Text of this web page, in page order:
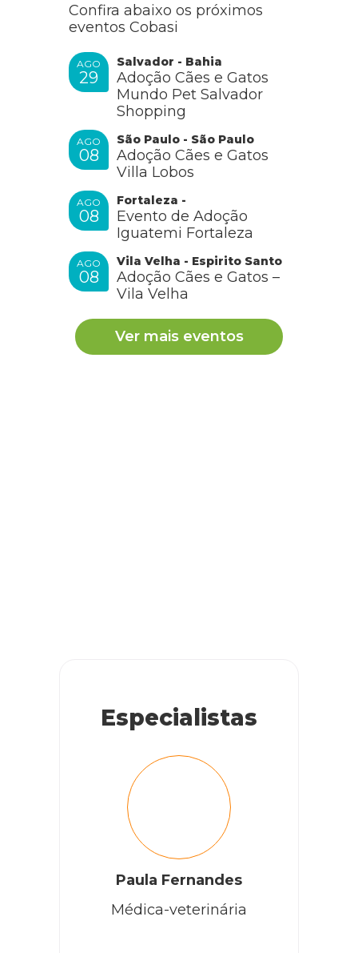
Confira abaixo os próximos
eventos Cobasi
AGO
29
Salvador - Bahia
Adoção Cães e Gatos
Mundo Pet Salvador
Shopping
AGO
08
São Paulo - São Paulo
Adoção Cães e Gatos
Villa Lobos
AGO
08
Fortaleza -
Evento de Adoção
Iguatemi Fortaleza
AGO
08
Vila Velha - Espirito Santo
Adoção Cães e Gatos –
Vila Velha
Ver mais eventos
Especialistas
Paula Fernandes
Médica-veterinária